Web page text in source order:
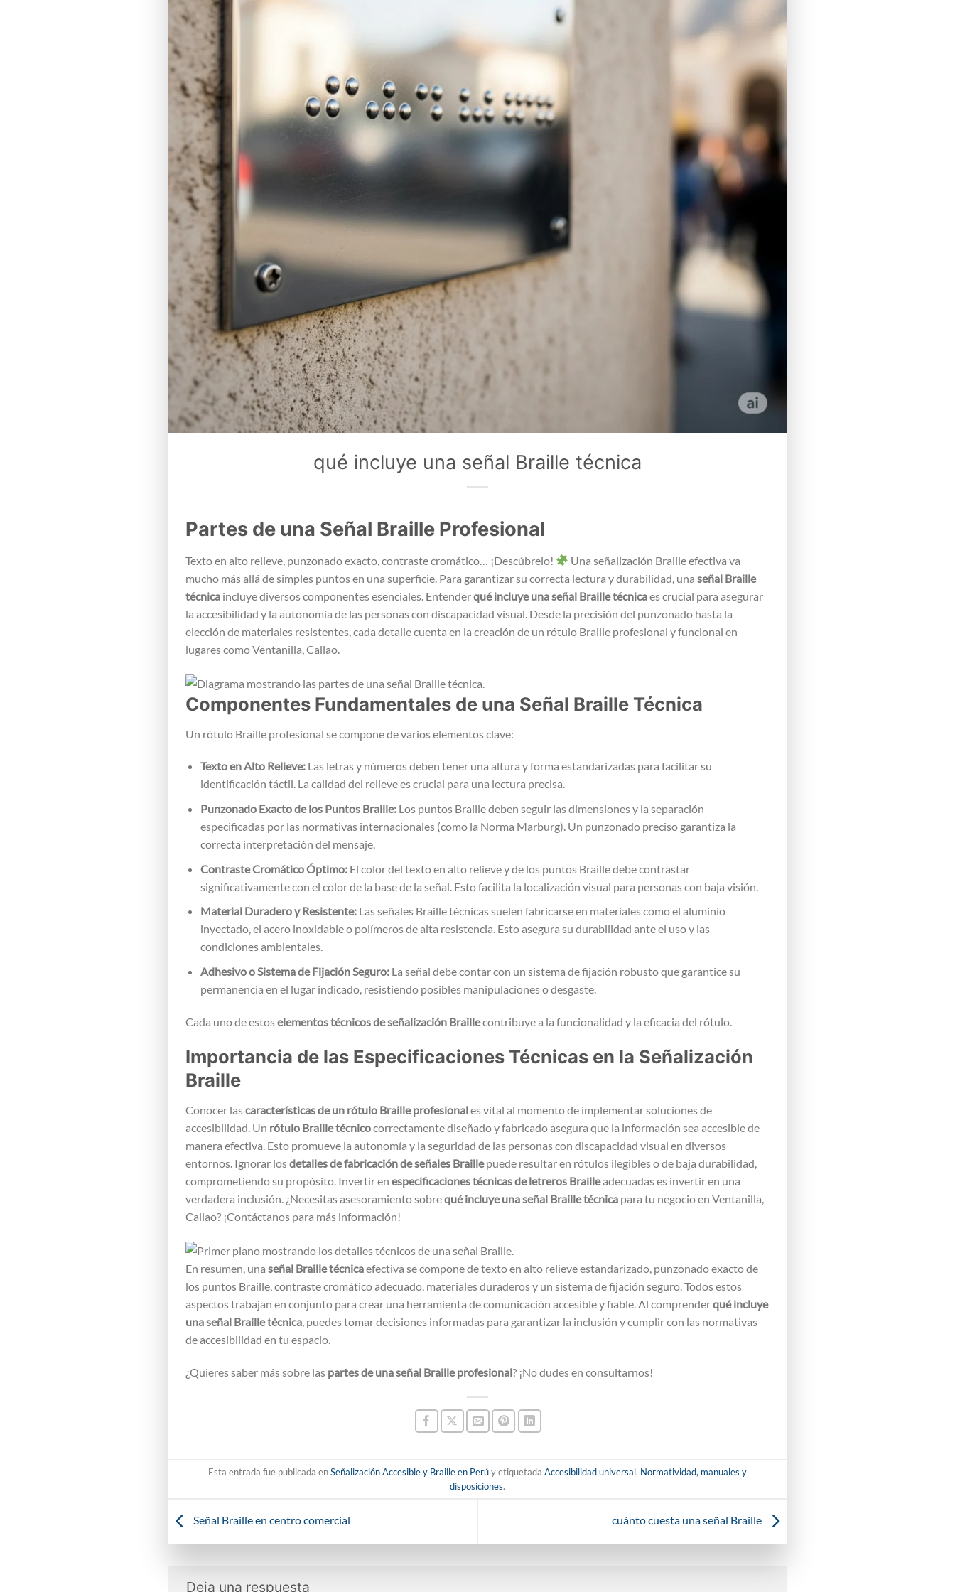
qué incluye una señal Braille técnica
Partes de una Señal Braille Profesional
Texto en alto relieve, punzonado exacto, contraste cromático… ¡Descúbrelo!
Una señalización Braille efectiva va
mucho más allá de simples puntos en una superficie. Para garantizar su correcta lectura y durabilidad, una señal Braille
técnica incluye diversos componentes esenciales. Entenderqué incluye una señal Braille técnicaes crucial para asegurar
la accesibilidad y la autonomía de las personas con discapacidad visual. Desde la precisión del punzonado hasta la
elección de materiales resistentes, cada detalle cuenta en la creación de un rótulo Braille profesional y funcional en
lugares como Ventanilla, Callao.
Componentes Fundamentales de una Señal Braille Técnica
Un rótulo Braille profesional se compone de varios elementos clave:
Texto en Alto Relieve:Las letras y números deben tener una altura y forma estandarizadas para facilitar su
identificación táctil. La calidad del relieve es crucial para una lectura precisa.
Punzonado Exacto de los Puntos Braille:Los puntos Braille deben seguir las dimensiones y la separación
especificadas por las normativas internacionales (como la Norma Marburg). Un punzonado preciso garantiza la
correcta interpretación del mensaje.
Contraste Cromático Óptimo:El color del texto en alto relieve y de los puntos Braille debe contrastar
significativamente con el color de la base de la señal. Esto facilita la localización visual para personas con baja visión.
Material Duradero y Resistente:Las señales Braille técnicas suelen fabricarse en materiales como el aluminio
inyectado, el acero inoxidable o polímeros de alta resistencia. Esto asegura su durabilidad ante el uso y las
condiciones ambientales.
Adhesivo o Sistema de Fijación Seguro:La señal debe contar con un sistema de fijación robusto que garantice su
permanencia en el lugar indicado, resistiendo posibles manipulaciones o desgaste.
Cada uno de estoselementos técnicos de señalización Braillecontribuye a la funcionalidad y la eficacia del rótulo.
Importancia de las Especificaciones Técnicas en la Señalización
Braille
Conocer lascaracterísticas de un rótulo Braille profesionales vital al momento de implementar soluciones de
accesibilidad. Un rótulo Braille técnicocorrectamente diseñado y fabricado asegura que la información sea accesible de
manera efectiva. Esto promueve la autonomía y la seguridad de las personas con discapacidad visual en diversos
entornos. Ignorar losdetalles de fabricación de señales Braillepuede resultar en rótulos ilegibles o de baja durabilidad,
comprometiendo su propósito. Invertir en especificaciones técnicas de letreros Brailleadecuadas es invertir en una
verdadera inclusión. ¿Necesitas asesoramiento sobrequé incluye una señal Braille técnica para tu negocio en Ventanilla,
Callao? ¡Contáctanos para más información!
En resumen, una señal Braille técnicaefectiva se compone de texto en alto relieve estandarizado, punzonado exacto de
los puntos Braille, contraste cromático adecuado, materiales duraderos y un sistema de fijación seguro. Todos estos
aspectos trabajan en conjunto para crear una herramienta de comunicación accesible y fiable. Al comprenderqué incluye
una señal Braille técnica, puedes tomar decisiones informadas para garantizar la inclusión y cumplir con las normativas
de accesibilidad en tu espacio.
¿Quieres saber más sobre las partes de una señal Braille profesional? ¡No dudes en consultarnos!
Esta entrada fue publicada enSeñalización Accesible y Braille en Perúy etiquetada Accesibilidad universal, Normatividad, manuales y
disposiciones.
Señal Braille en centro comercial cuánto cuesta una señal Braille
Deja una respuesta